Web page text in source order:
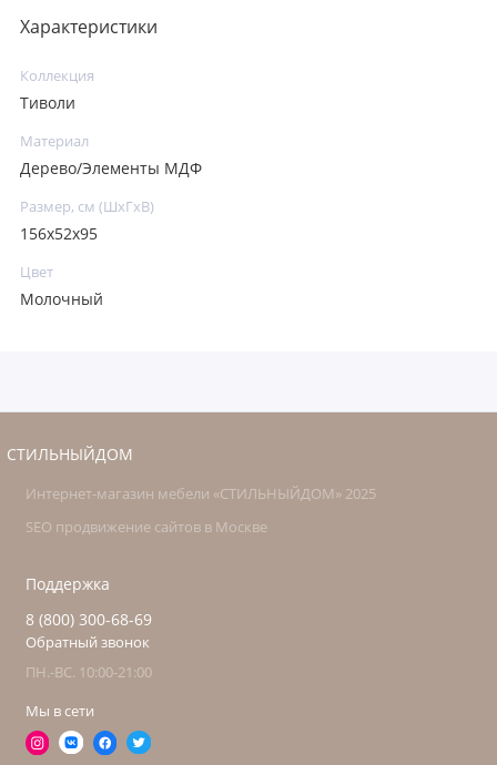
Характеристики
Коллекция
Тиволи
Материал
Дерево/Элементы МДФ
Размер, см (ШхГхВ)
156x52x95
Цвет
Молочный
СТИЛЬНЫЙДОМ
Интернет-магазин мебели «СТИЛЬНЫЙДОМ» 2025
SEO продвижение сайтов в Москве
Поддержка
8 (800) 300-68-69
Обратный звонок
ПН.-ВС. 10:00-21:00
Мы в сети